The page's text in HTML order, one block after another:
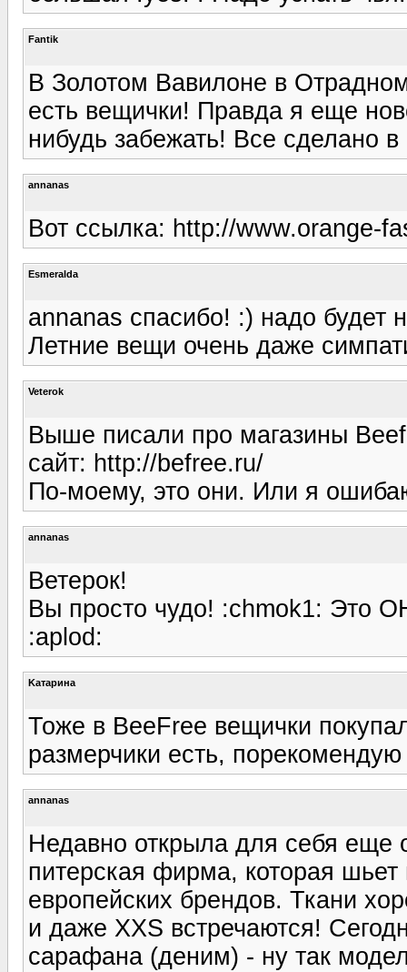
Fantik
В Золотом Вавилоне в
есть вещички! Правда я еще
нибудь забежать! Все сделано
annanas
Вот ссылка: http://www.orange-
Esmeralda
annanas спасибо! :) надо будет
Летние вещи очень даже
Veterok
Выше писали про магазины
сайт: http://befree.ru/
По-моему, это они. Или я
annanas
Ветерок!
Вы просто чудо! :chmok1: Это
:aplod:
Kатарина
Тоже в BeeFree вещички
размерчики есть,
annanas
Недавно открыла для себя еще
питерская фирма, которая
европейских брендов. Ткани
и даже XXS встречаются!
сарафана (деним) - ну так